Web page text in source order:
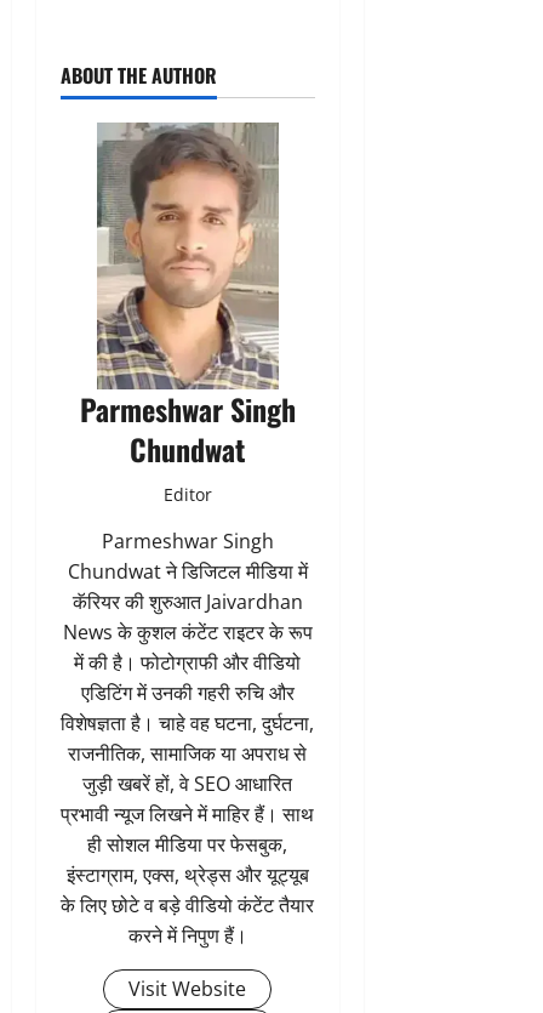
ABOUT THE AUTHOR
Parmeshwar Singh
Chundwat
Editor
Parmeshwar Singh
Chundwat ने डिजिटल मीडिया में
कॅरियर की शुरुआत Jaivardhan
News के कुशल कंटेंट राइटर के रूप
में की है। फोटोग्राफी और वीडियो
एडिटिंग में उनकी गहरी रुचि और
विशेषज्ञता है। चाहे वह घटना, दुर्घटना,
राजनीतिक, सामाजिक या अपराध से
जुड़ी खबरें हों, वे SEO आधारित
प्रभावी न्यूज लिखने में माहिर हैं। साथ
ही सोशल मीडिया पर फेसबुक,
इंस्टाग्राम, एक्स, थ्रेड्स और यूट्यूब
के लिए छोटे व बड़े वीडियो कंटेंट तैयार
करने में निपुण हैं।
Visit Website